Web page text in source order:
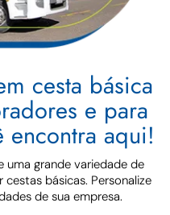
cesta básica
e para
encontra aqui!
uma grande variedade de
básicas. Personalize
de sua empresa.